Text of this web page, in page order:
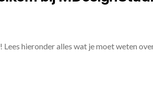
Lees hieronder alles wat je moet weten